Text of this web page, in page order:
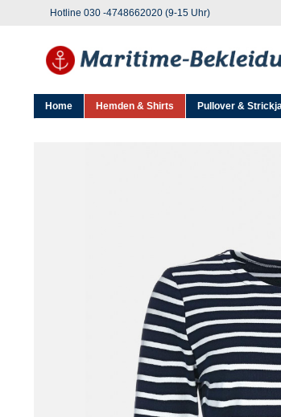
Hotline 030 -4748662020 (9-15 Uhr)
Home Hemden & Shirts Pullover &